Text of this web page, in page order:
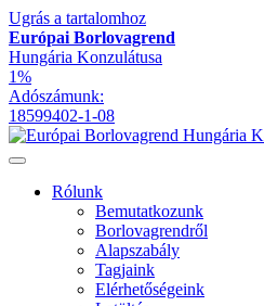
Ugrás a tartalomhoz
Európai Borlovagrend
Hungária Konzulátusa
1%
Adószámunk:
18599402-1-08
Rólunk
Bemutatkozunk
Borlovagrendről
Alapszabály
Tagjaink
Elérhetőségeink